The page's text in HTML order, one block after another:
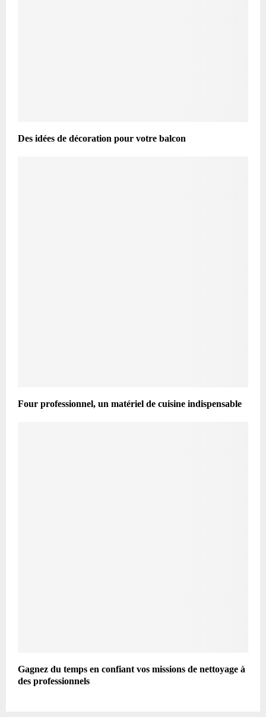
Des idées de décoration pour votre balcon
Four professionnel, un matériel de cuisine indispensable
Gagnez du temps en confiant vos missions de nettoyage à
des professionnels